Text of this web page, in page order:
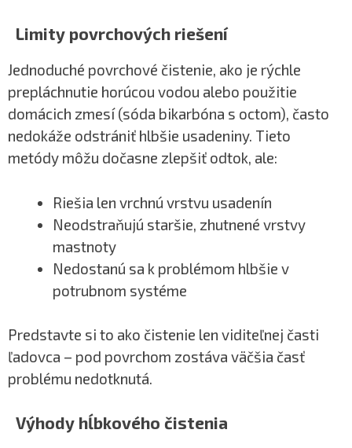
Limity povrchových riešení
Jednoduché povrchové čistenie, ako je rýchle
prepláchnutie horúcou vodou alebo použitie
domácich zmesí (sóda bikarbóna s octom), často
nedokáže odstrániť hlbšie usadeniny. Tieto
metódy môžu dočasne zlepšiť odtok, ale:
Riešia len vrchnú vrstvu usadenín
Neodstraňujú staršie, zhutnené vrstvy
mastnoty
Nedostanú sa k problémom hlbšie v
potrubnom systéme
Predstavte si to ako čistenie len viditeľnej časti
ľadovca – pod povrchom zostáva väčšia časť
problému nedotknutá.
Výhody hĺbkového čistenia